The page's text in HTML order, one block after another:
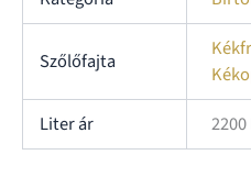
Szőlőfajta
Liter ár